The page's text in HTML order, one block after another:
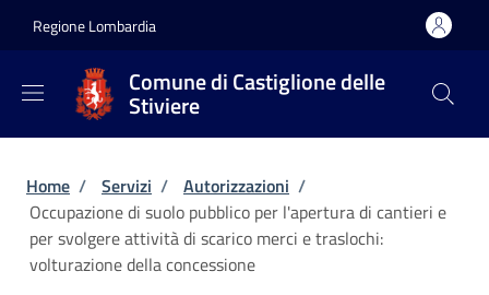
Regione Lombardia
Comune di Castiglione delle
Stiviere
Briciole di pane
Home / Servizi / Autorizzazioni /
Occupazione di suolo pubblico per l'apertura di cantieri e
per svolgere attività di scarico merci e traslochi:
volturazione della concessione